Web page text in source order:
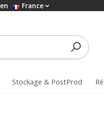
en France
Stockage & PostProd